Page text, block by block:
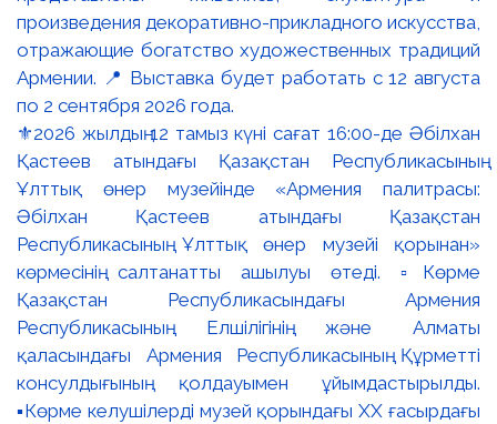
⚜️2026 жылдың 12 тамыз күні сағат 16:00-де Әбілхан
Қастеев атындағы Қазақстан Республикасының
Ұлттық өнер музейінде «Армения палитрасы:
Әбілхан Қастеев атындағы Қазақстан
Республикасының Ұлттық өнер музейі қорынан»
көрмесінің салтанатты ашылуы өтеді. ▫️Көрме
Қазақстан Республикасындағы Армения
Республикасының Елшілігінің және Алматы
қаласындағы Армения Республикасының Құрметті
консулдығының қолдауымен ұйымдастырылды.
▪️Көрме келушілерді музей қорындағы ХХ ғасырдағы